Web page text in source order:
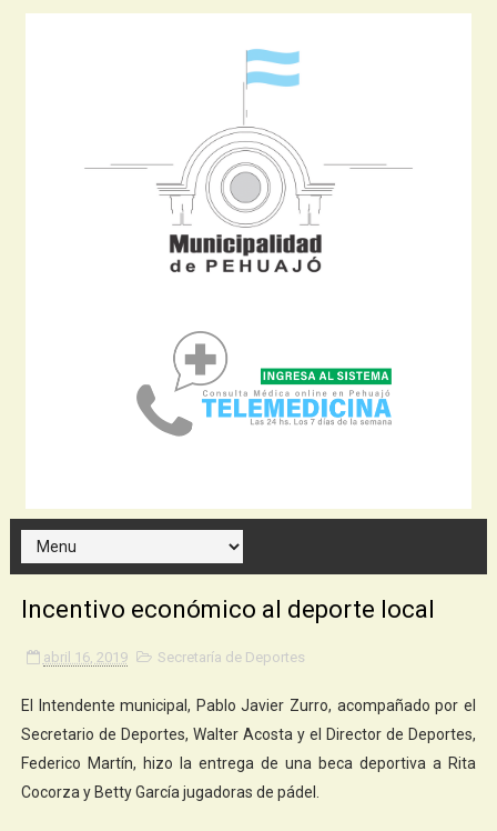
Incentivo económico al deporte local
abril 16, 2019 Secretaría de Deportes
El Intendente municipal, Pablo Javier Zurro, acompañado por el
Secretario de Deportes, Walter Acosta y el Director de Deportes,
Federico Martín, hizo la entrega de una beca deportiva a Rita
Cocorza y Betty García jugadoras de pádel.